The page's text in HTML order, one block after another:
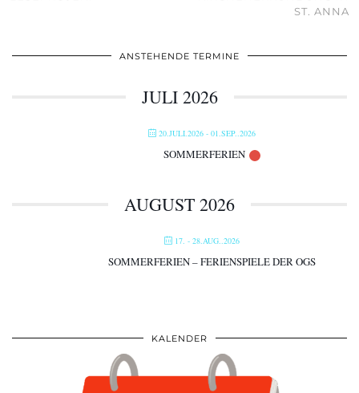
ST. ANNA
ANSTEHENDE TERMINE
JULI 2026
20.JULI.2026 - 01.SEP..2026
SOMMERFERIEN
AUGUST 2026
17. - 28.AUG..2026
SOMMERFERIEN – FERIENSPIELE DER OGS
KALENDER